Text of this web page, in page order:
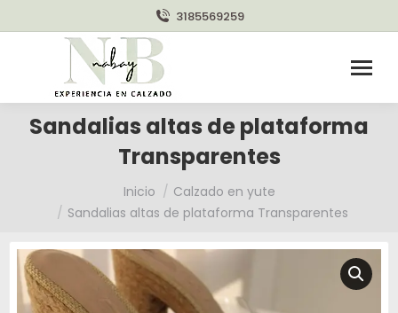
3185569259
Sandalias altas de plataforma
Transparentes
Inicio
Calzado en yute
Sandalias altas de plataforma Transparentes